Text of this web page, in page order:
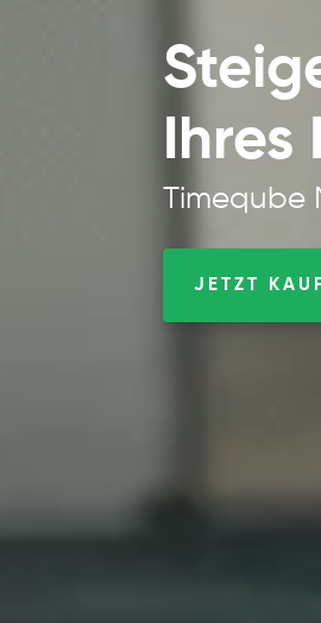
Timeqube
JETZT